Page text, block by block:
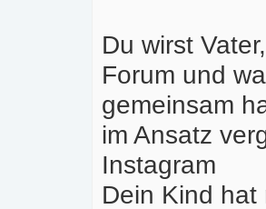
Du wirst
Forum und
gemeinsam
im Ansatz
Instagram
Dein Kind